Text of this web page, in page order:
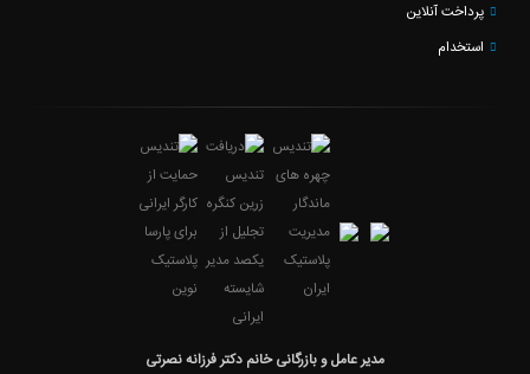
پرداخت آنلاین
استخدام
مدیر عامل و بازرگانی خانم دکتر فرزانه نصرتی